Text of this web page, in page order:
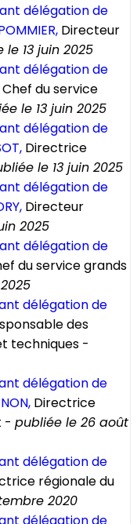
délégation de
Directeur
le 13 juin 2025
délégation de
Chef du service
le 13 juin 2025
délégation de
Directrice
le 13 juin 2025
délégation de
Directeur
2025
délégation de
du service grands
délégation de
des
techniques -
délégation de
Directrice
- publiée le 26 août
délégation de
régionale du
2020
délégation de